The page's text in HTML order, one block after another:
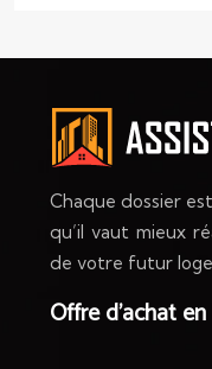
Chaque dossier
qu’il vaut mieux
de votre futur
Offre d’achat